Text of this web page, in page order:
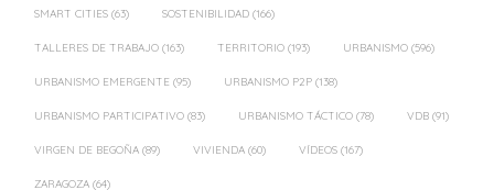
SMART CITIES (63) SOSTENIBILIDAD (166)
TALLERES DE TRABAJO (163) TERRITORIO (193) URBANISMO (596)
URBANISMO EMERGENTE (95) URBANISMO P2P (138)
URBANISMO PARTICIPATIVO (83) URBANISMO TÁCTICO (78) VDB (91)
VIRGEN DE BEGOÑA (89) VIVIENDA (60) VÍDEOS (167)
ZARAGOZA (64)